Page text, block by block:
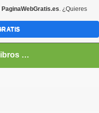
Libros y Audiolibros Para emprendedores
PaginaWebGratis.es. ¿Quieres